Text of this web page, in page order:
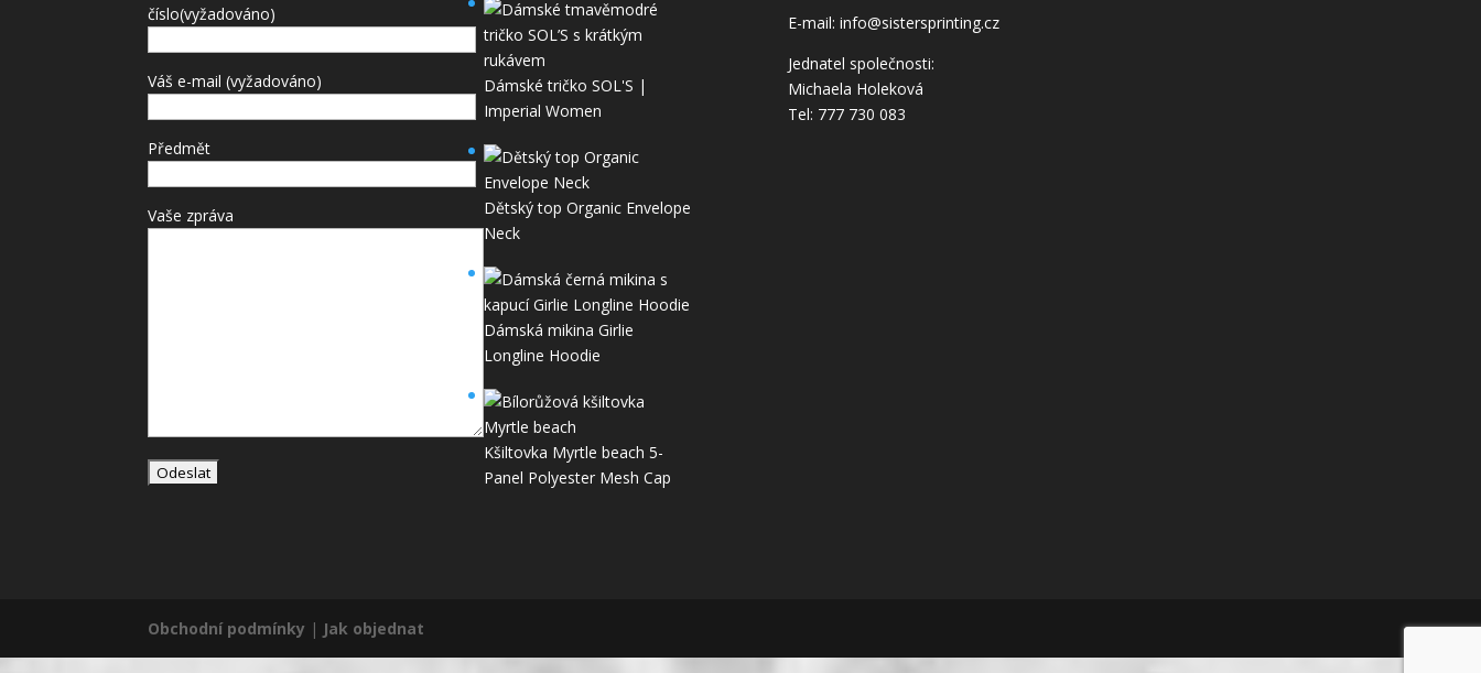
číslo(vyžadováno)
Váš e-mail (vyžadováno)
Předmět
Vaše zpráva
Dámské tričko SOL'S |
Imperial Women
Dětský top Organic Envelope
Neck
Dámská mikina Girlie
Longline Hoodie
Kšiltovka Myrtle beach 5-
Panel Polyester Mesh Cap
E-mail: info@sistersprinting.cz
Jednatel společnosti:
Michaela Holeková
Tel: 777 730 083
Obchodní podmínky | Jak objednat